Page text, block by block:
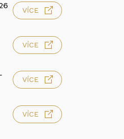
VÍCE
VÍCE
VÍCE
VÍCE